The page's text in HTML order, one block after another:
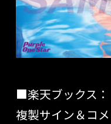
■楽天ブックス：
複製サイン＆コ